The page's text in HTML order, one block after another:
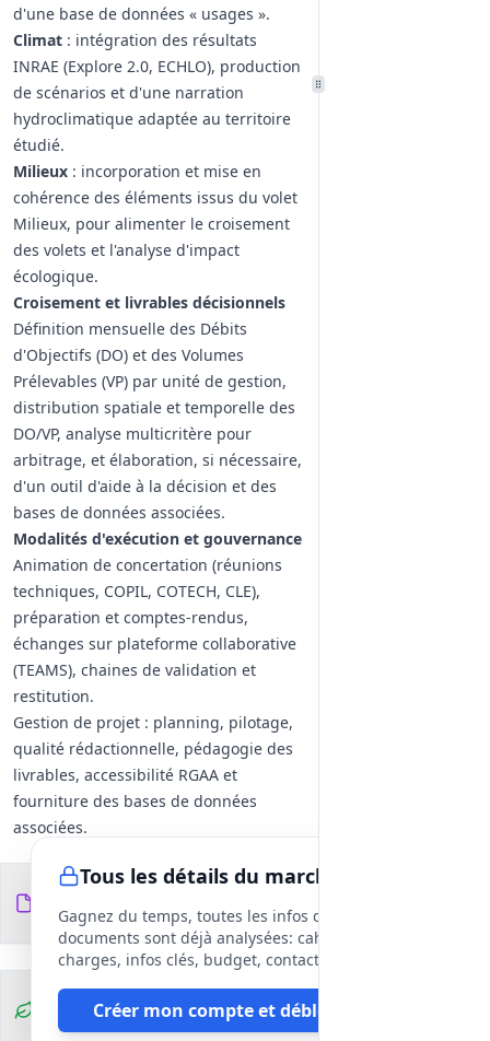
d'une base de données « usages ».
Climat : intégration des résultats
INRAE (Explore 2.0, ECHLO), production
de scénarios et d'une narration
hydroclimatique adaptée au territoire
étudié.
Milieux : incorporation et mise en
cohérence des éléments issus du volet
Milieux, pour alimenter le croisement
des volets et l'analyse d'impact
écologique.
Croisement et livrables décisionnels
Définition mensuelle des Débits
d'Objectifs (DO) et des Volumes
Prélevables (VP) par unité de gestion,
distribution spatiale et temporelle des
DO/VP, analyse multicritère pour
arbitrage, et élaboration, si nécessaire,
d'un outil d'aide à la décision et des
bases de données associées.
Modalités d'exécution et gouvernance
Animation de concertation (réunions
techniques, COPIL, COTECH, CLE),
préparation et comptes-rendus,
échanges sur plateforme collaborative
(TEAMS), chaines de validation et
restitution.
Gestion de projet : planning, pilotage,
qualité rédactionnelle, pédagogie des
livrables, accessibilité RGAA et
fourniture des bases de données
associées.
transverses
Harmonisation des méthodes
hydrologiques avec les travaux
connexes, utilisation et consolidation
des données historiques et stations,
intégration des éléments
Tous les détails du marché
Gagnez du temps, toutes les infos des
documents sont déjà analysées: cahier des
charges, infos clés, budget, contact, etc
Créer mon compte et débloquer
Documents du
DCE
fichiers
Clauses
environnementales